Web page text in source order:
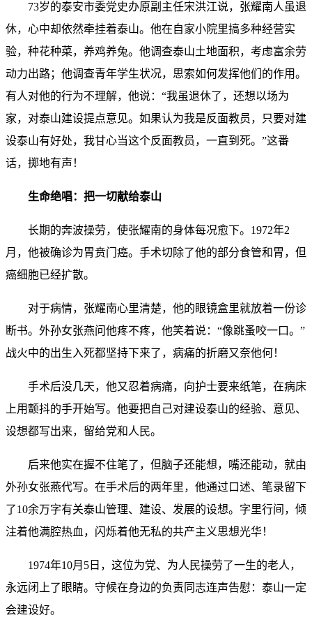
73岁的泰安市委党史办原副主任宋洪江说，张耀南人虽退
休，心中却依然牵挂着泰山。他在自家小院里搞多种经营实
验，种花种菜，养鸡养兔。他调查泰山土地面积，考虑富余劳
动力出路；他调查青年学生状况，思索如何发挥他们的作用。
有人对他的行为不理解，他说：“我虽退休了，还想以场为
家，对泰山建设提点意见。如果认为我是反面教员，只要对建
设泰山有好处，我甘心当这个反面教员，一直到死。”这番
话，掷地有声！
生命绝唱：把一切献给泰山
长期的奔波操劳，使张耀南的身体每况愈下。1972年2
月，他被确诊为胃贲门癌。手术切除了他的部分食管和胃，但
癌细胞已经扩散。
对于病情，张耀南心里清楚，他的眼镜盒里就放着一份诊
断书。外孙女张燕问他疼不疼，他笑着说：“像跳蚤咬一口。”
战火中的出生入死都坚持下来了，病痛的折磨又奈他何！
手术后没几天，他又忍着病痛，向护士要来纸笔，在病床
上用颤抖的手开始写。他要把自己对建设泰山的经验、意见、
设想都写出来，留给党和人民。
后来他实在握不住笔了，但脑子还能想，嘴还能动，就由
外孙女张燕代写。在手术后的两年里，他通过口述、笔录留下
了10余万字有关泰山管理、建设、发展的设想。字里行间，倾
注着他满腔热血，闪烁着他无私的共产主义思想光华！
1974年10月5日，这位为党、为人民操劳了一生的老人，
永远闭上了眼睛。守候在身边的负责同志连声告慰：泰山一定
会建设好。